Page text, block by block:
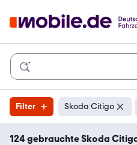
Filter Skoda Citigo
124 gebrauchte Skoda